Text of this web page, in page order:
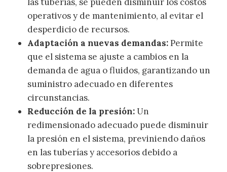
operativos y de mantenimiento, al evitar el
desperdicio de recursos.
Adaptación a nuevas demandas:Permite
que el sistema se ajuste a cambios en la
demanda de agua o fluidos, garantizando un
suministro adecuado en diferentes
circunstancias.
Reducción de la presión:Un
redimensionado adecuado puede disminuir
la presión en el sistema, previniendo daños
en las tuberías y accesorios debido a
sobrepresiones.